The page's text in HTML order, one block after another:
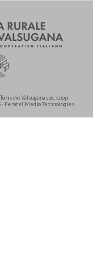
Valsugana soc. coop.
- Feratel Media Technologies